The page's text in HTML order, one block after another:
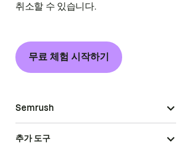
취소할 수 있습니다.
무료 체험 시작하기
Semrush
추가 도구